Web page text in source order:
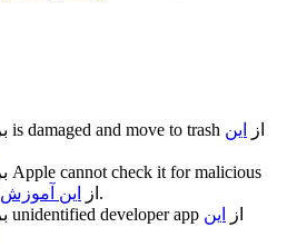
is damaged and move to trash از
این
Apple cannot check it for malicious
از این آموزش
استفاده کنید.
unidentified developer app از
این